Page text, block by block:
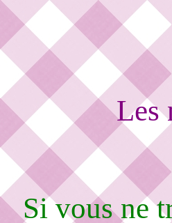
Les
Si vous ne